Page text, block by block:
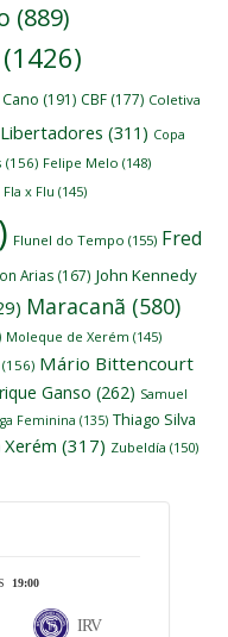
(889)
(1426)
Cano (191) CBF (177) Coletiva
(311) Copa
(156) Felipe Melo (148)
Fla x Flu (145)
Flunel do Tempo (155) Fred
Arias (167) John Kennedy
Maracanã (580)
Moleque de Xerém (145)
(156) Mário Bittencourt
Ganso (262) Samuel
Feminina (135) Thiago Silva
Xerém (317) Zubeldía (150)
19:00
IRV